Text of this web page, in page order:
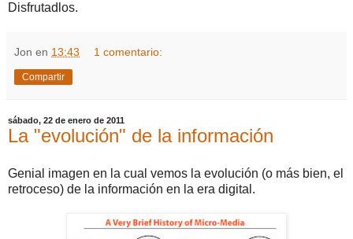
Disfrutadlos.
Jon en 13:43 1 comentario:
Compartir
sábado, 22 de enero de 2011
La "evolución" de la información
Genial imagen en la cual vemos la evolución (o más bien, el
retroceso) de la información en la era digital.